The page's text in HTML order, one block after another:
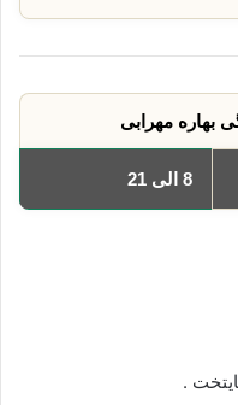
بهاره مهرابی
8 الی 21
.